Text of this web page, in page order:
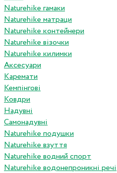
Naturehike гамаки
Naturehike матраци
Naturehike контейнери
Naturehike візочки
Naturehike килимки
Аксесуари
Каремати
Кемпінгові
Ковдри
Надувні
Самонадувні
Naturehike подушки
Naturehike взуття
Naturehike водний спорт
Naturehike водонепроникні речі